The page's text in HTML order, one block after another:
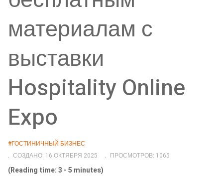
материалам с
выставки
Hospitality Online
Expo
#ГОСТИНИЧНЫЙ БИЗНЕС
СОЗДАНО: 16 ОКТЯБРЯ 2025
ПРОСМОТРОВ: 1065
(Reading time: 3 - 5 minutes)